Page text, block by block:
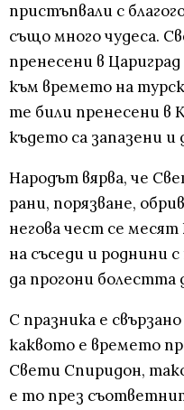
пристъпвали с
също много чудеса.
пренесени в
към времето на
те били пренесени в
където са запазени и
Народът вярва, че
рани, порязване,
негова чест се
на съседи и роднини
да прогони болестта
С празника е
каквото е времето
Свети Спиридон,
е то през